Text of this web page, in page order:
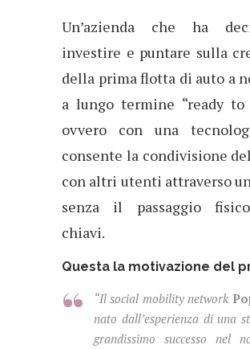
Un’azienda che ha
investire e puntare sulla
della prima flotta di auto a
a lungo termine “ready to
ovvero con una
consente la condivisione
con altri utenti attraverso
senza il passaggio
chiavi.
Questa la motivazione del
“Il social mobility network
nato dall’esperienza di una
grandissimo successo nel